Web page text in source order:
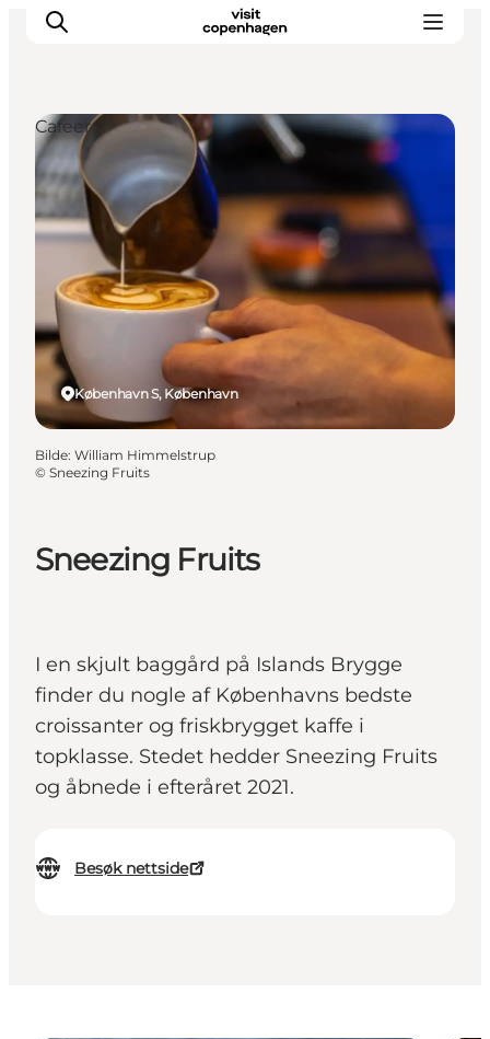
Aktiviteter
Spise og drikke
Planlegg turen din
Sneezing Fruits
I en skjult baggård på Islands Brygge
finder du nogle af Københavns bedste
croissanter og friskbrygget kaffe i
topklasse. Stedet hedder Sneezing Fruits
og åbnede i efteråret 2021.
Besøk nettside
København S, København
Cafeer
Bilde: William Himmelstrup
© Sneezing Fruits